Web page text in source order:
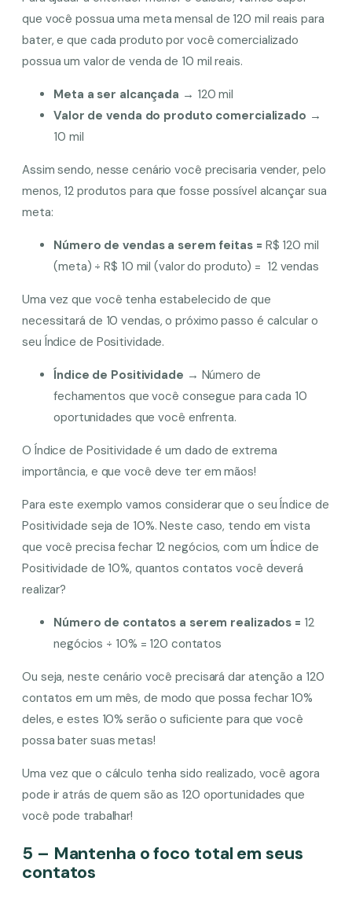
que você possua uma meta mensal de 120 mil reais para
bater, e que cada produto por você comercializado
possua um valor de venda de 10 mil reais.
Meta a ser alcançada → 120 mil
Valor de venda do produto comercializado →
10 mil
Assim sendo, nesse cenário você precisaria vender, pelo
menos, 12 produtos para que fosse possível alcançar sua
meta:
Número de vendas a serem feitas = R$ 120 mil
(meta) ÷ R$ 10 mil (valor do produto) = 12 vendas
Uma vez que você tenha estabelecido de que
necessitará de 10 vendas, o próximo passo é calcular o
seu Índice de Positividade.
Índice de Positividade → Número de
fechamentos que você consegue para cada 10
oportunidades que você enfrenta.
O Índice de Positividade é um dado de extrema
importância, e que você deve ter em mãos!
Para este exemplo vamos considerar que o seu Índice de
Positividade seja de 10%. Neste caso, tendo em vista
que você precisa fechar 12 negócios, com um Índice de
Positividade de 10%, quantos contatos você deverá
realizar?
Número de contatos a serem realizados = 12
negócios ÷ 10% = 120 contatos
Ou seja, neste cenário você precisará dar atenção a 120
contatos em um mês, de modo que possa fechar 10%
deles, e estes 10% serão o suficiente para que você
possa bater suas metas!
Uma vez que o cálculo tenha sido realizado, você agora
pode ir atrás de quem são as 120 oportunidades que
você pode trabalhar!
5 – Mantenha o foco total em seus
contatos